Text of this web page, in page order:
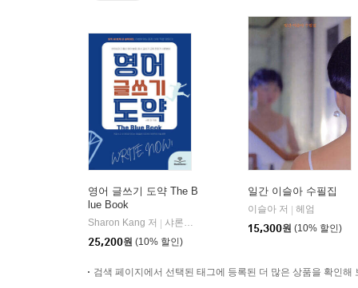
영어 글쓰기 도약 The B
lue Book
Sharon Kang 저 | 샤론샤인북스
25,200원 (10% 할인)
일간 이슬아 수필집
이슬아 저 | 헤엄
15,300원 (10% 할인)
검색 페이지에서 선택된 태그에 등록된 더 많은 상품을 확인해